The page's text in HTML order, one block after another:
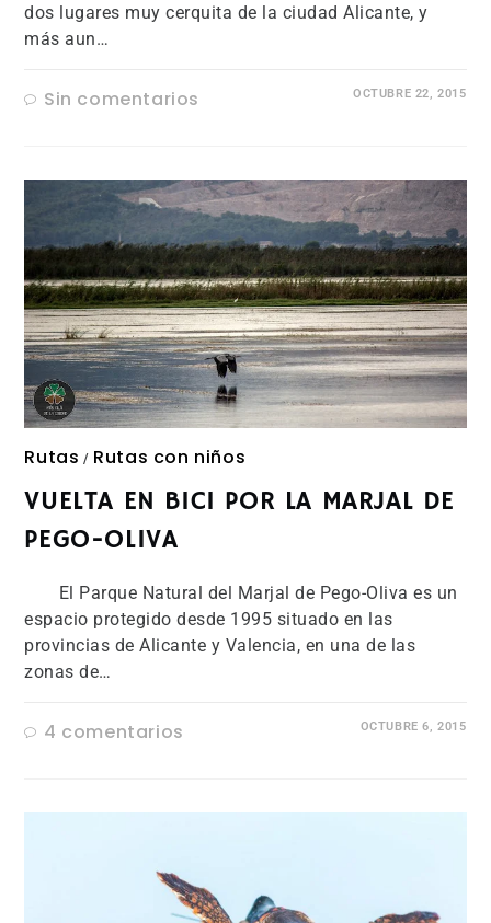
dos lugares muy cerquita de la ciudad Alicante, y
más aun…
Sin comentarios OCTUBRE 22, 2015
Rutas / Rutas con niños
VUELTA EN BICI POR LA MARJAL DE
PEGO-OLIVA
El Parque Natural del Marjal de Pego-Oliva es un
espacio protegido desde 1995 situado en las
provincias de Alicante y Valencia, en una de las
zonas de…
4 comentarios OCTUBRE 6, 2015